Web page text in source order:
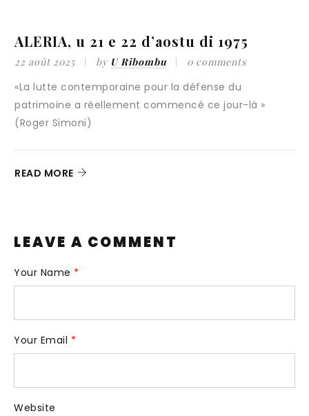
ALERIA, u 21 e 22 d’aostu di 1975
22 août 2025 by U Ribombu 0 comments
«La lutte contemporaine pour la défense du
patrimoine a réellement commencé ce jour-là »
(Roger Simoni)
READ MORE
LEAVE A COMMENT
Your Name *
Your Email *
Website